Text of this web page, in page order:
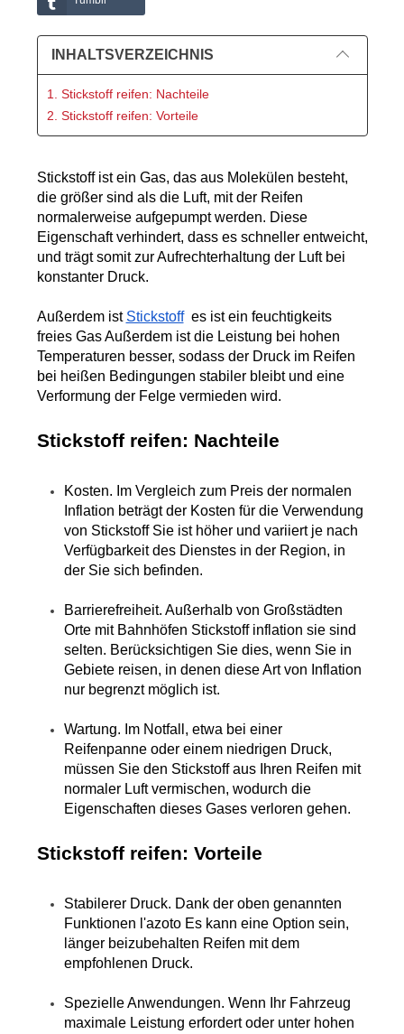
INHALTSVERZEICHNIS
1. Stickstoff reifen: Nachteile
2. Stickstoff reifen: Vorteile
Stickstoff ist ein Gas, das aus Molekülen besteht,
die größer sind als die Luft, mit der Reifen
normalerweise aufgepumpt werden. Diese
Eigenschaft verhindert, dass es schneller entweicht,
und trägt somit zur Aufrechterhaltung der Luft bei
konstanter Druck.
Außerdem ist Stickstoff es ist ein feuchtigkeits
freies Gas Außerdem ist die Leistung bei hohen
Temperaturen besser, sodass der Druck im Reifen
bei heißen Bedingungen stabiler bleibt und eine
Verformung der Felge vermieden wird.
Stickstoff reifen: Nachteile
Kosten. Im Vergleich zum Preis der normalen
Inflation beträgt der Kosten für die Verwendung
von Stickstoff Sie ist höher und variiert je nach
Verfügbarkeit des Dienstes in der Region, in
der Sie sich befinden.
Barrierefreiheit. Außerhalb von Großstädten
Orte mit Bahnhöfen Stickstoff inflation sie sind
selten. Berücksichtigen Sie dies, wenn Sie in
Gebiete reisen, in denen diese Art von Inflation
nur begrenzt möglich ist.
Wartung. Im Notfall, etwa bei einer
Reifenpanne oder einem niedrigen Druck,
müssen Sie den Stickstoff aus Ihren Reifen mit
normaler Luft vermischen, wodurch die
Eigenschaften dieses Gases verloren gehen.
Stickstoff reifen: Vorteile
Stabilerer Druck. Dank der oben genannten
Funktionen l'azoto Es kann eine Option sein,
länger beizubehalten Reifen mit dem
empfohlenen Druck.
Spezielle Anwendungen. Wenn Ihr Fahrzeug
maximale Leistung erfordert oder unter hohen